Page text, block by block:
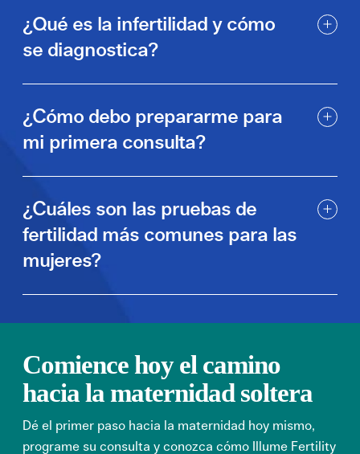
¿Qué es la infertilidad y cómo
se diagnostica?
¿Cómo debo prepararme para
mi primera consulta?
¿Cuáles son las pruebas de
fertilidad más comunes para las
mujeres?
Comience hoy el camino
hacia la maternidad soltera
Dé el primer paso hacia la maternidad hoy mismo,
programe su consulta y conozca cómo Illume Fertility